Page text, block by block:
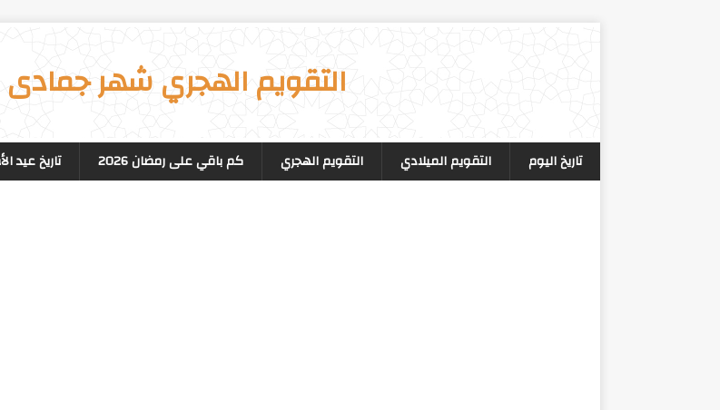
التقويم الهجري شهر جمادى
تاريخ اليوم التقويم الميلادي التقويم الهجري كم باقي على رمضان 2026 تاريخ عيد